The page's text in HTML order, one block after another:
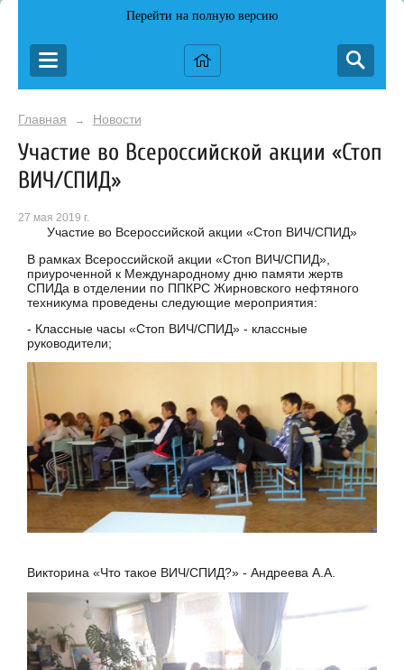
Перейти на полную версию
Главная → Новости
Участие во Всероссийской акции «Стоп
ВИЧ/СПИД»
27 мая 2019 г.
Участие во Всероссийской акции «Стоп ВИЧ/СПИД»
В рамках Всероссийской акции «Стоп ВИЧ/СПИД»,
приуроченной к Международному дню памяти жертв
СПИДа в отделении по ППКРС Жирновского нефтяного
техникума проведены следующие мероприятия:
- Классные часы «Стоп ВИЧ/СПИД» - классные
руководители;
Викторина «Что такое ВИЧ/СПИД?» - Андреева А.А.